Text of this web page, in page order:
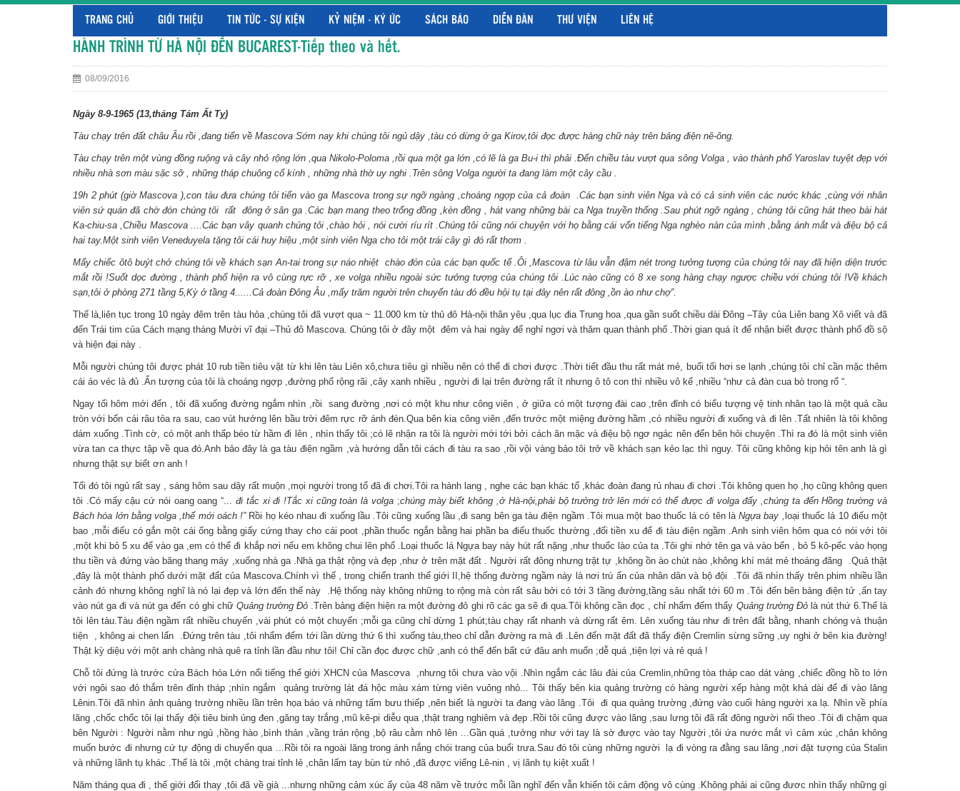
TRANG CHỦ GIỚI THIỆU TIN TỨC - SỰ KIỆN KỶ NIỆM - KÝ ỨC SÁCH BÁO DIỄN ĐÀN THƯ VIỆN LIÊN HỆ
HÀNH TRÌNH TỪ HÀ NỘI ĐẾN BUCAREST-Tiếp theo và hết.
08/09/2016
Ngày 8-9-1965 (13,tháng Tám Ất Tỵ)
Tàu chạy trên đất châu Âu rồi ,đang tiến về Mascova Sớm nay khi chúng tôi ngủ dậy ,tàu có dừng ở ga Kirov,tôi đọc được hàng chữ này trên bảng điện nê-ông.
Tàu chạy trên một vùng đồng ruộng và cây nhỏ rộng lớn ,qua Nikolo-Poloma ,rồi qua một ga lớn ,có lẽ là ga Bu-i thì phải .Đến chiều tàu vượt qua sông Volga , vào thành phố Yaroslav tuyệt đẹp với
nhiều nhà sơn màu sặc sỡ , những tháp chuông cổ kính , những nhà thờ uy nghi .Trên sông Volga người ta đang làm một cây cầu .
19h 2 phút (giờ Mascova ),con tàu đưa chúng tôi tiến vào ga Mascova trong sự ngỡ ngàng ,choáng ngợp của cả đoàn .Các bạn sinh viên Nga và có cả sinh viên các nước khác ,cùng với nhân
viên sứ quán đã chờ đón chúng tôi rất đông ở sân ga .Các bạn mang theo trống đồng ,kèn đồng , hát vang những bài ca Nga truyền thống .Sau phút ngỡ ngàng , chúng tôi cũng hát theo bài hát
Ka-chiu-sa ,Chiều Mascova ....Các bạn vây quanh chúng tôi ,chào hỏi , nói cười ríu rít .Chúng tôi cũng nói chuyện với họ bằng cái vốn tiếng Nga nghèo nàn của mình ,bằng ánh mắt và điệu bộ cả
hai tay.Một sinh viên Veneduyela tặng tôi cái huy hiệu ,một sinh viên Nga cho tôi một trái cây gì đó rất thơm .
Mấy chiếc ôtô buýt chở chúng tôi về khách sạn An-tai trong sự náo nhiệt chào đón của các bạn quốc tế .Ôi ,Mascova từ lâu vẫn đậm nét trong tưởng tượng của chúng tôi nay đã hiện diện trước
mắt rồi !Suốt dọc đường , thành phố hiện ra vô cùng rực rỡ , xe volga nhiều ngoài sức tưởng tượng của chúng tôi .Lúc nào cũng có 8 xe song hàng chạy ngược chiều với chúng tôi !Về khách
sạn,tôi ở phòng 271 tầng 5,Kỳ ở tầng 4......Cả đoàn Đông Âu ,mấy trăm người trên chuyến tàu đó đều hội tụ tại đây nên rất đông ,ồn ào như chợ”.
Thế là,liên tục trong 10 ngày đêm trên tàu hỏa ,chúng tôi đã vượt qua ~ 11.000 km từ thủ đô Hà-nội thân yêu ,qua lục đia Trung hoa ,qua gần suốt chiều dài Đông –Tây của Liên bang Xô viết và đã
đến Trái tim của Cách mạng tháng Mười vĩ đại –Thủ đô Mascova. Chúng tôi ở đây một đêm và hai ngày để nghỉ ngơi và thăm quan thành phố .Thời gian quá ít để nhận biết được thành phố đồ sộ
và hiện đại này .
Mỗi người chúng tôi được phát 10 rub tiền tiêu vặt từ khi lên tàu Liên xô,chưa tiêu gì nhiều nên có thể đi chơi được .Thời tiết đầu thu rất mát mẻ, buổi tối hơi se lạnh ,chúng tôi chỉ cần mặc thêm
cái áo véc là đủ .Ấn tượng của tôi là choáng ngợp ,đường phố rộng rãi ,cây xanh nhiều , người đi lại trên đường rất ít nhưng ô tô con thì nhiều vô kể ,nhiều “như cả đàn cua bò trong rổ “.
Ngay tối hôm mới đến , tôi đã xuống đường ngắm nhìn ,rồi sang đường ,nơi có một khu như công viên , ở giữa có một tượng đài cao ,trên đỉnh có biểu tượng vệ tinh nhân tạo là một quả cầu
tròn với bốn cái râu tỏa ra sau, cao vút hướng lên bầu trời đêm rực rỡ ánh đèn.Qua bên kia công viên ,đến trước một miệng đường hầm ,có nhiều người đi xuống và đi lên .Tất nhiên là tôi không
dám xuống .Tình cờ, có một anh thấp béo từ hầm đi lên , nhìn thấy tôi ;có lẽ nhận ra tôi là người mới tới bởi cách ăn mặc và điệu bộ ngơ ngác nên đến bên hỏi chuyện .Thì ra đó là một sinh viên
vừa tan ca thực tập về qua đó.Anh bảo đây là ga tàu điện ngầm ,và hướng dẫn tôi cách đi tàu ra sao ,rồi vội vàng bảo tôi trở về khách sạn kẻo lạc thì nguy. Tôi cũng không kịp hỏi tên anh là gì
nhưng thật sự biết ơn anh !
Tối đó tôi ngủ rất say , sáng hôm sau dậy rất muộn ,mọi người trong tổ đã đi chơi.Tôi ra hành lang , nghe các bạn khác tổ ,khác đoàn đang rủ nhau đi chơi .Tôi không quen họ ,họ cũng không quen
tôi .Có mấy cậu cứ nói oang oang “...đi tắc xi đi !Tắc xi cũng toàn là volga ;chúng mày biết không ,ở Hà-nội,phải bộ trưởng trở lên mới có thể được đi volga đấy ,chúng ta đến Hồng trường và
Bách hóa lớn bằng volga ,thế mới oách !” Rồi họ kéo nhau đi xuống lầu .Tôi cũng xuống lầu ,đi sang bên ga tàu điện ngầm .Tôi mua một bao thuốc lá có tên làNgựa bay , loại thuốc lá 10 điếu một
bao ,mỗi điếu có gắn một cái ống bằng giấy cứng thay cho cái poot ,phần thuốc ngắn bằng hai phần ba điếu thuốc thường ,đổi tiền xu để đi tàu điện ngầm .Anh sinh viên hôm qua có nói với tôi
,một khi bỏ 5 xu để vào ga ,em có thể đi khắp nơi nếu em không chui lên phố .Loại thuốc lá Ngựa bay này hút rất nặng ,như thuốc lào của ta .Tôi ghi nhớ tên ga và vào bến , bỏ 5 kô-pếc vào họng
thu tiền và đứng vào băng thang máy ,xuống nhà ga .Nhà ga thật rộng và đẹp ,như ở trên mặt đất . Người rất đông nhưng trật tự ,không ồn ào chút nào ,không khí mát mẻ thoáng đãng .Quả thật
,đây là một thành phố dưới mặt đất của Mascova.Chính vì thế , trong chiến tranh thế giới II,hệ thống đường ngầm này là nơi trú ẩn của nhân dân và bộ đội .Tôi đã nhìn thấy trên phim nhiều lần
cảnh đó nhưng không nghĩ là nó lại đẹp và lớn đến thế này .Hệ thống này không những to rộng mà còn rất sâu bởi có tới 3 tầng đường,tầng sâu nhất tới 60 m .Tôi đến bên bảng điện tử ,ấn tay
vào nút ga đi và nút ga đến có ghi chữ Quảng trường Đỏ.Trên bảng điện hiện ra một đường đỏ ghi rõ các ga sẽ đi qua.Tôi không cần đọc , chỉ nhẩm đếm thấy Quảng trường Đỏlà nút thứ 6.Thế là
tôi lên tàu.Tàu điện ngầm rất nhiều chuyến ,vài phút có một chuyến ;mỗi ga cũng chỉ dừng 1 phút;tàu chạy rất nhanh và dừng rất êm. Lên xuống tàu như đi trên đất bằng, nhanh chóng và thuận
tiện , không ai chen lấn .Đứng trên tàu ,tôi nhẩm đếm tới lần dừng thứ 6 thì xuống tàu,theo chỉ dẫn đường ra mà đi .Lên đến mặt đất đã thấy điện Cremlin sừng sững ,uy nghi ở bên kia đường!
Thật kỳ diệu với một anh chàng nhà quê ra tỉnh lần đầu như tôi! Chỉ cần đọc được chữ ,anh có thể đến bất cứ đâu anh muốn ;dễ quá ,tiện lợi và rẻ quá !
Chỗ tôi đứng là trước cửa Bách hóa Lớn nổi tiếng thế giới XHCN của Mascơva ,nhưng tôi chưa vào vội .Nhìn ngắm các lâu đài của Cremlin,những tòa tháp cao dát vàng ,chiếc đồng hồ to lớn
với ngôi sao đỏ thắm trên đỉnh tháp ;nhìn ngắm quảng trường lát đá hộc màu xám từng viên vuông nhỏ... Tôi thấy bên kia quảng trường có hàng người xếp hàng một khá dài để đi vào lăng
Lênin.Tôi đã nhìn ảnh quảng trường nhiều lần trên họa báo và những tấm bưu thiếp ,nên biết là người ta đang vào lăng .Tôi đi qua quảng trường ,đứng vào cuối hàng người xa lạ. Nhìn về phía
lăng ,chốc chốc tôi lại thấy đội tiêu binh ủng đen ,găng tay trắng ,mũ kê-pi diễu qua ,thật trang nghiêm và đẹp .Rồi tôi cũng được vào lăng ,sau lưng tôi đã rất đông người nối theo .Tôi đi chậm qua
bên Người : Người nằm như ngủ ,hồng hào ,bình thản ,vầng trán rộng ,bộ râu cằm nhô lên ...Gần quá ,tưởng như với tay là sờ được vào tay Người ,tôi ứa nước mắt vì cảm xúc ,chân không
muốn bước đi nhưng cứ tự động di chuyển qua ...Rồi tôi ra ngoài lăng trong ánh nắng chói trang của buổi trưa.Sau đó tôi cùng những người lạ đi vòng ra đằng sau lăng ,nơi đặt tượng của Stalin
và những lãnh tụ khác .Thế là tôi ,một chàng trai tỉnh lẻ ,chân lấm tay bùn từ nhỏ ,đã được viếng Lê-nin , vị lãnh tụ kiệt xuất !
Năm tháng qua đi , thế giới đổi thay ,tôi đã về già ...nhưng những cảm xúc ấy của 48 năm về trước mỗi lần nghĩ đến vẫn khiến tôi cảm động vô cùng .Không phải ai cũng đươc nhìn thấy những gì